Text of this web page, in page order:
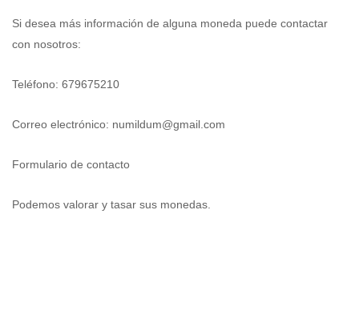
Si desea más información de alguna moneda puede contactar
con nosotros:
Teléfono: 679675210
Correo electrónico: numildum@gmail.com
Formulario de contacto
Podemos valorar y tasar sus monedas.